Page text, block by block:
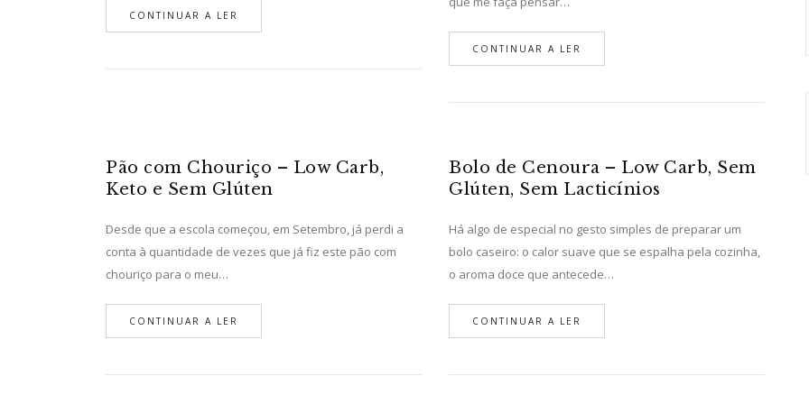
CONTINUAR A LER
CONTINUAR A LER
Pão com Chouriço – Low Carb,
Keto e Sem Glúten
Desde que a escola começou, em Setembro, já perdi a
conta à quantidade de vezes que já fiz este pão com
chouriço para o meu…
CONTINUAR A LER
Bolo de Cenoura – Low Carb, Sem
Glúten, Sem Lacticínios
Há algo de especial no gesto simples de preparar um
bolo caseiro: o calor suave que se espalha pela cozinha,
o aroma doce que antecede…
CONTINUAR A LER